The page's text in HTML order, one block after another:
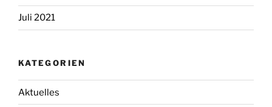
Juli 2021
KATEGORIEN
Aktuelles